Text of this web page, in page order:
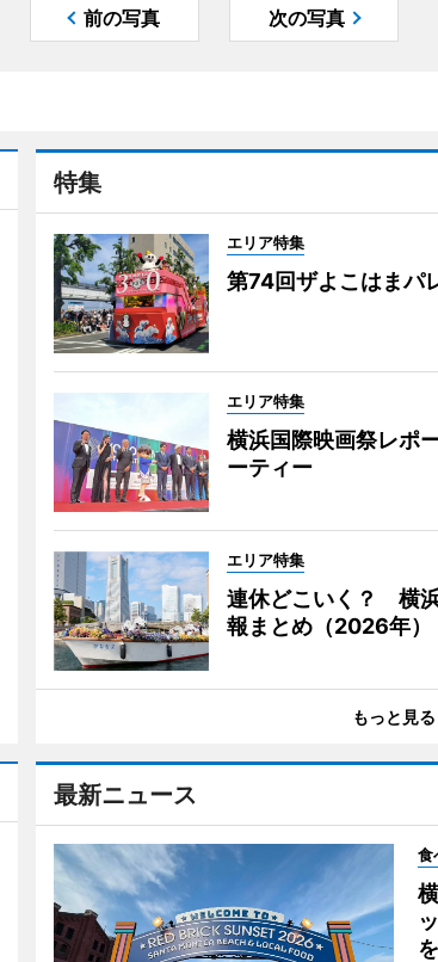
前の写真 次の写真
特集
エリア特集
第74回ザよこはま
エリア特集
横浜国際映画祭レポ
ーティー
エリア特集
連休どこいく？ 横
報まとめ（2026年）
もっと見る
最新ニュース
食